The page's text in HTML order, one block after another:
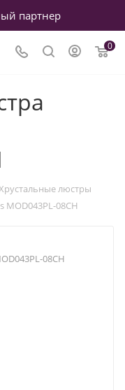
партнер
0
люстры
08CH
08CH